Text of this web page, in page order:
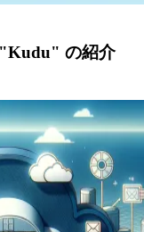
"Kudu" の紹介